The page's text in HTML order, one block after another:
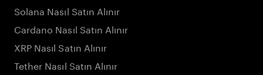
Solana Nasıl Satın Alınır
Cardano Nasıl Satın Alınır
XRP Nasıl Satın Alınır
Tether Nasıl Satın Alınır